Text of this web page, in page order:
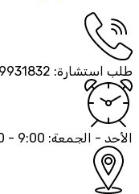
طلب استشارة:
الأحد - الجمعة: 9:00 - 15:00